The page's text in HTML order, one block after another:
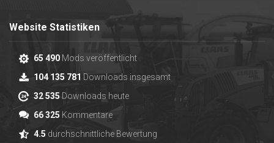
Website Statistiken
65 490 Mods veröffentlicht
104 135 781 Downloads insgesamt
32 535Downloads heute
66 325 Kommentare
4.5 durchschnittliche Bewertung